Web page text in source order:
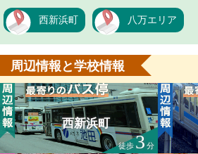
西新浜町 八万エリア
周辺情報と学校情報
西新浜町
徒歩3分